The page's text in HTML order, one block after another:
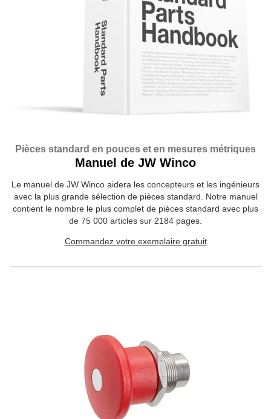
Pièces standard en pouces et en mesures métriques
Manuel de JW Winco
Le manuel de JW Winco aidera les concepteurs et les ingénieurs
avec la plus grande sélection de pièces standard. Notre manuel
contient le nombre le plus complet de pièces standard avec plus
de 75 000 articles sur 2184 pages.
Commandez votre exemplaire gratuit